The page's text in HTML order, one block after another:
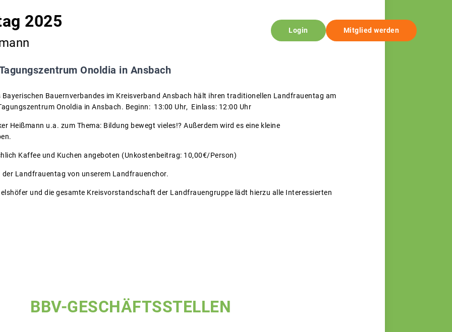
Login Mitglied werden
2025
Onoldia in Ansbach
Bauernverbandes im Kreisverband Ansbach hält ihren traditionellen Landfrauentag am
Onoldia in Ansbach. Beginn: 13:00 Uhr, Einlass: 12:00 Uhr
Heißmann u.a. zum Thema: Bildung bewegt vieles!? Außerdem wird es eine kleine
Kaffee und Kuchen angeboten (Unkostenbeitrag: 10,00€/Person)
Landfrauentag von unserem Landfrauenchor.
und die gesamte Kreisvorstandschaft der Landfrauengruppe lädt hierzu alle Interessierten
BBV-GESCHÄFTSSTELLEN